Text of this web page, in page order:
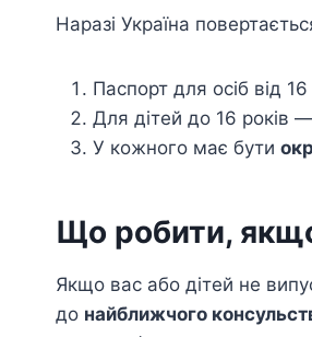
Наразі Україна
Паспорт для осіб від 16
Для дітей до 16 років —
У кожного має бути
Що робити,
Якщо вас або дітей не
до найближчого